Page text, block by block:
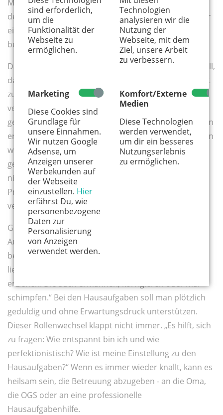
sind erforderlich,
um die
Funktionalität der
Webseite zu
ermöglichen.
Technologien
analysieren wir die
Nutzung der
Webseite, mit dem
Ziel, unsere Arbeit
zu verbessern.
Marketing
Diese Cookies sind
Grundlage für
unsere Einnahmen.
Wir nutzen Google
Adsense, um
Anzeigen unserer
Werbekunden auf
der Webseite
einzustellen. Hier
erfährst Du, wie
personenbezogene
Daten zur
Personalisierung
von Anzeigen
verwendet werden.
Komfort/Externe
Medien
Diese Technologien
werden verwendet,
um dir ein besseres
Nutzungserlebnis
zu ermöglichen.
Minuten in der ersten Klasse - sollte man Kontakt mit
der Lehrkraft aufnehmen. Denn Kinder die ständig vor
einem Berg Hausaufgaben sitzen, den sie nicht
bewältigen können, sind irgendwann frustriert.
Damit es nicht zu Lernblockaden kommt, ist es sinnvoll,
das Gespräch zu suchen. „Wenn Eltern und Lehrer gut
zusammenarbeiten, kriegt das Kind Rückenwind“,
verdeutlicht Isabel Daum und ermutigt: „Eltern sind
genauso Experten für ihr Kind, wie Lehrer. Beide Seiten
erleben es in unterschiedlichen Kontexten und können
wertvolle Beobachtungen beisteuern.“ Wichtig ist
gegenseitiges Vertrauen und Toleranz. „Es hilft
niemandem auf Konfrontation zu gehen, wenn
Probleme auftauchen. Deshalb sollten alle Beteiligten
versuchen, an einem Strang zu ziehen“, sagt Isabel.
Gibt es zu Hause immer wieder Stress bei den
Aufgaben, obwohl das Kind den Stoff eigentlich
beherrscht, kann es auch an einem Rollenkonflikt
liegen. „Eltern sind ja diejenigen, die die Kinder
erziehen. Die auch ermahnen, korrigieren oder mal
schimpfen.“ Bei den Hausaufgaben soll man plötzlich
geduldig und ohne Erwartungsdruck unterstützen.
Dieser Rollenwechsel klappt nicht immer. „Es hilft, sich
zu fragen: Wie entspannt bin ich und wie
perfektionistisch? Wie ist meine Einstellung zu den
Hausaufgaben?“ Wenn es immer wieder knallt, kann es
heilsam sein, die Betreuung abzugeben - an die Oma,
die OGS oder an eine professionelle
Hausaufgabenhilfe.